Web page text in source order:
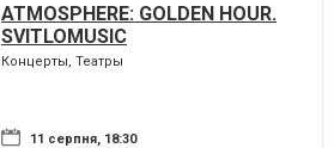
ATMOSPHERE: GOLDEN HOUR.
SVITLOMUSIC
Концерты, Театры
11 серпня, 18:30